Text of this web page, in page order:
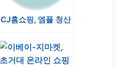
CJ홈쇼핑, 엠플 청산